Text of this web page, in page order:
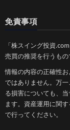
免責事項
「株スイング投資
売買の推奨を行うもの
情報の内容の正確性
ではありません。万
る損害についても、
ます。資産運用に関
で行ってください。